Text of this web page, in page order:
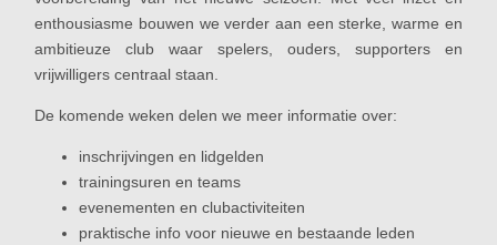
enthousiasme bouwen we verder aan een sterke, warme en
ambitieuze club waar spelers, ouders, supporters en
vrijwilligers centraal staan.
De komende weken delen we meer informatie over:
inschrijvingen en lidgelden
trainingsuren en teams
evenementen en clubactiviteiten
praktische info voor nieuwe en bestaande leden